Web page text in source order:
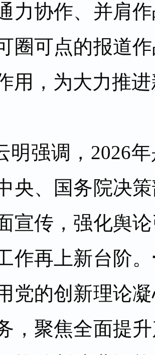
力协作、并肩
圈可点的报道
用，为大力推
明强调，2026
央、国务院决
宣传，强化舆
作再上新台阶。
党的创新理论
，聚焦全面提